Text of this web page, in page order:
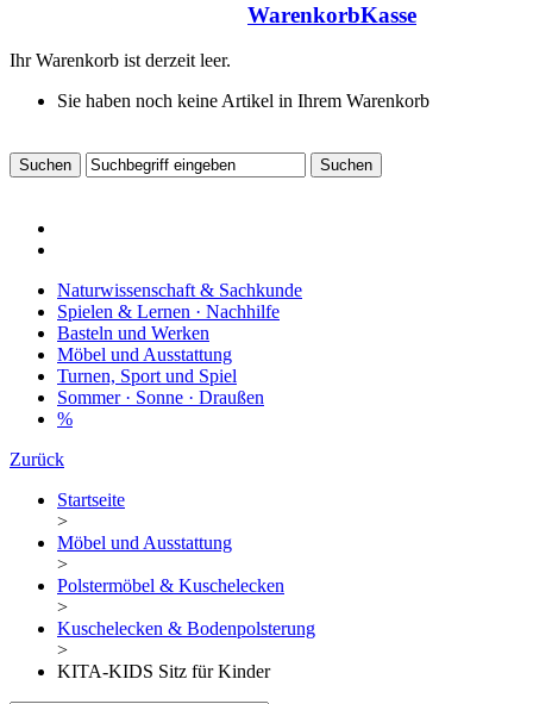
WarenkorbKasse
Ihr Warenkorb ist derzeit leer.
Sie haben noch keine Artikel in Ihrem Warenkorb
Naturwissenschaft & Sachkunde
Spielen & Lernen · Nachhilfe
Basteln und Werken
Möbel und Ausstattung
Turnen, Sport und Spiel
Sommer · Sonne · Draußen
%
Zurück
Startseite
>
Möbel und Ausstattung
>
Polstermöbel & Kuschelecken
>
Kuschelecken & Bodenpolsterung
>
KITA-KIDS Sitz für Kinder